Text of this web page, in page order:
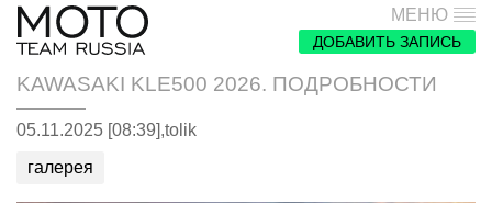
МЕНЮ
ДОБАВИТЬ ЗАПИСЬ
KAWASAKI KLE500 2026. ПОДРОБНОСТИ
05.11.2025 [08:39],tolik
галерея